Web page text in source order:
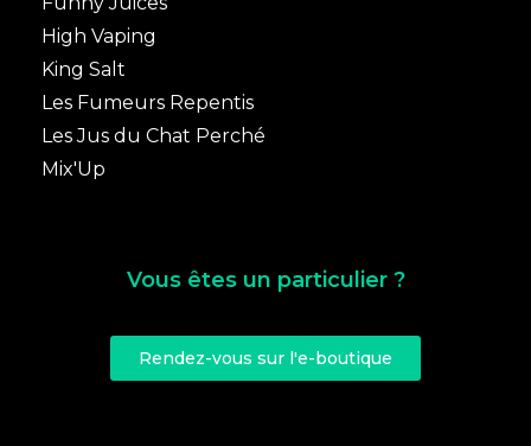
High Vaping
King Salt
Les Fumeurs Repentis
Les Jus du Chat Perché
Mix'Up
Vous êtes un particulier ?
Rendez-vous sur l'e-boutique